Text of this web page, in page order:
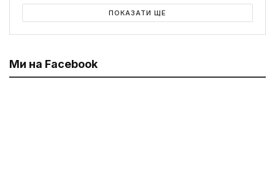
ПОКАЗАТИ ЩЕ
Ми на Facebook